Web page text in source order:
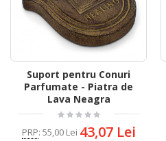
Suport pentru Conuri
Parfumate - Piatra de
Lava Neagra
PRP: 55,00 Lei 43,07 Lei